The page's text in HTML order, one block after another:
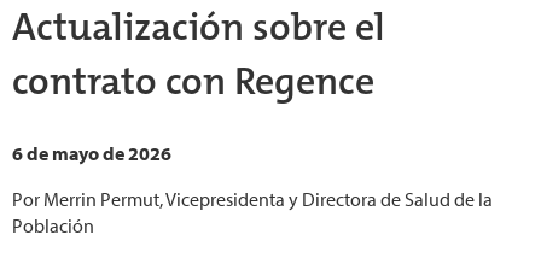
Actualización sobre el
contrato con Regence
6 de mayo de 2026
Por Merrin Permut, Vicepresidenta y Directora de Salud de la
Población